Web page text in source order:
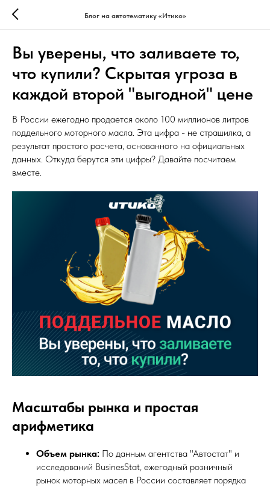
Блог на автотематику «Итико»
Вы уверены, что заливаете то,
что купили? Скрытая угроза в
каждой второй "выгодной" цене
В России ежегодно продается около 100 миллионов литров
поддельного моторного масла. Эта цифра - не страшилка, а
результат простого расчета, основанного на официальных
данных. Откуда берутся эти цифры? Давайте посчитаем
вместе.
Масштабы рынка и простая
арифметика
Объем рынка: По данным агентства "Автостат" и
исследований BusinesStat, ежегодный розничный
рынок моторных масел в России составляет порядка